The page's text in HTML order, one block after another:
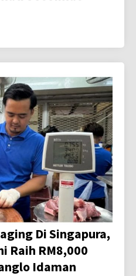
Di Singapura,
Raih RM8,000
Idaman